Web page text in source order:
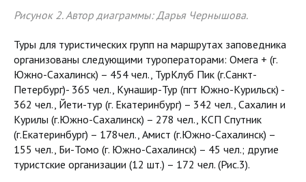
Рисунок 2. Автор диаграммы: Дарья Чернышова.
Туры для туристических групп на маршрутах заповедника
организованы следующими туроператорами: Омега + (г.
Южно-Сахалинск) – 454 чел., ТурКлуб Пик (г.Санкт-
Петербург)- 365 чел., Кунашир-Тур (пгт Южно-Курильск) -
362 чел., Йети-тур (г. Екатеринбург) – 342 чел., Сахалин и
Курилы (г.Южно-Сахалинск) – 278 чел., КСП Спутник
(г.Екатеринбург) – 178чел., Амист (г.Южно-Сахалинск) –
155 чел., Би-Томо (г. Южно-Сахалинск) – 45 чел.; другие
туристские организации (12 шт.) – 172 чел. (Рис.3).